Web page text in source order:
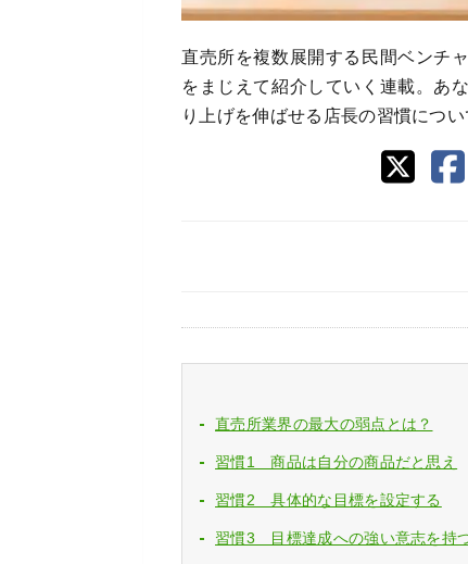
直売所を複数展開する民間ベンチ
をまじえて紹介していく連載。あ
り上げを伸ばせる店長の習慣につい
直売所業界の最大の弱点とは？
習慣1 商品は自分の商品だと思え
習慣2 具体的な目標を設定する
習慣3 目標達成への強い意志を持